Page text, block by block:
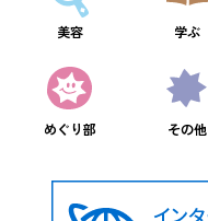
美容 学ぶ
めぐり部 その他